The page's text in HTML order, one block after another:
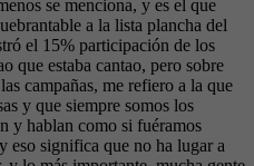
se menciona, y es el que
a la lista plancha del
el 15% participación de los
que estaba cantao, pero sobre
campañas, me refiero a la que
y que siempre somos los
y hablan como si fuéramos
eso significa que no ha lugar a